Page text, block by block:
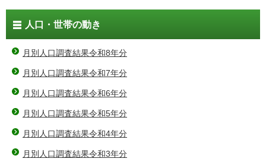
人口・世帯の動き
月別人口調査結果令和8年分
月別人口調査結果令和7年分
月別人口調査結果令和6年分
月別人口調査結果令和5年分
月別人口調査結果令和4年分
月別人口調査結果令和3年分